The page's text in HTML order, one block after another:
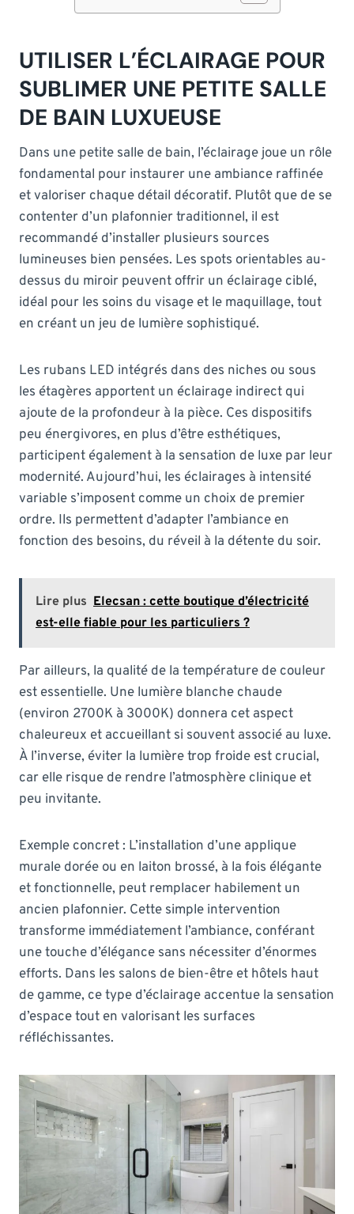
UTILISER L’ÉCLAIRAGE POUR
SUBLIMER UNE PETITE SALLE
DE BAIN LUXUEUSE
Dans une petite salle de bain, l’éclairage joue un rôle
fondamental pour instaurer une ambiance raffinée
et valoriser chaque détail décoratif. Plutôt que de se
contenter d’un plafonnier traditionnel, il est
recommandé d’installer plusieurs sources
lumineuses bien pensées. Les spots orientables au-
dessus du miroir peuvent offrir un éclairage ciblé,
idéal pour les soins du visage et le maquillage, tout
en créant un jeu de lumière sophistiqué.
Les rubans LED intégrés dans des niches ou sous
les étagères apportent un éclairage indirect qui
ajoute de la profondeur à la pièce. Ces dispositifs
peu énergivores, en plus d’être esthétiques,
participent également à la sensation de luxe par leur
modernité. Aujourd’hui, les éclairages à intensité
variable s’imposent comme un choix de premier
ordre. Ils permettent d’adapter l’ambiance en
fonction des besoins, du réveil à la détente du soir.
Lire plus Elecsan : cette boutique d’électricité
est-elle fiable pour les particuliers ?
Par ailleurs, la qualité de la température de couleur
est essentielle. Une lumière blanche chaude
(environ 2700K à 3000K) donnera cet aspect
chaleureux et accueillant si souvent associé au luxe.
À l’inverse, éviter la lumière trop froide est crucial,
car elle risque de rendre l’atmosphère clinique et
peu invitante.
Exemple concret : L’installation d’une applique
murale dorée ou en laiton brossé, à la fois élégante
et fonctionnelle, peut remplacer habilement un
ancien plafonnier. Cette simple intervention
transforme immédiatement l’ambiance, conférant
une touche d’élégance sans nécessiter d’énormes
efforts. Dans les salons de bien-être et hôtels haut
de gamme, ce type d’éclairage accentue la sensation
d’espace tout en valorisant les surfaces
réfléchissantes.